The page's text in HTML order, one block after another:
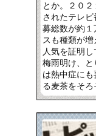
とか。２０
されたテレ
募総数が約１
スも種類が
人気を証明
梅雨明け、と
は熱中症に
る麦茶をそろ